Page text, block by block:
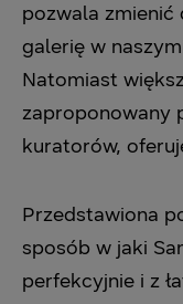
pozwala
galerię w
Natomiast
zaproponowany
kuratorów,
Przedstawiona
sposób w jaki
perfekcyjnie i z